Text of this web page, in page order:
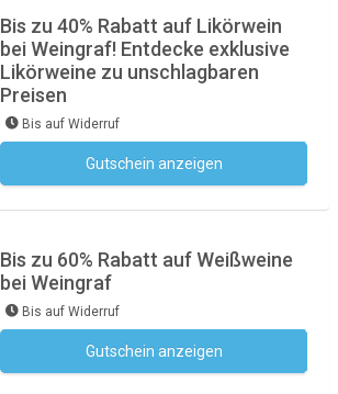
Bis zu 40% Rabatt auf Likörwein
bei Weingraf! Entdecke exklusive
Likörweine zu unschlagbaren
Preisen
Bis auf Widerruf
Gutschein anzeigen
Bis zu 60% Rabatt auf Weißweine
bei Weingraf
Bis auf Widerruf
Gutschein anzeigen